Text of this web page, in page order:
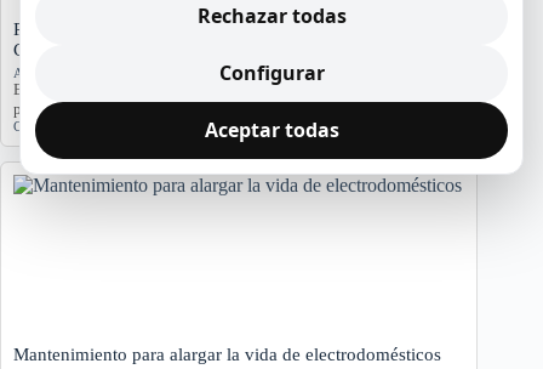
Problemas de Electrodomésticos en Pisos Antiguos de
Cádiz
Averías y orientación en Cádiz
Exploramos los problemas más comunes de electrodomésticos en
pisos antiguos de Cádiz, considerando la humedad…
Cádiz problemas comunes, soluciones
Mantenimiento para alargar la vida de electrodomésticos
Rechazar todas
Configurar
Aceptar todas